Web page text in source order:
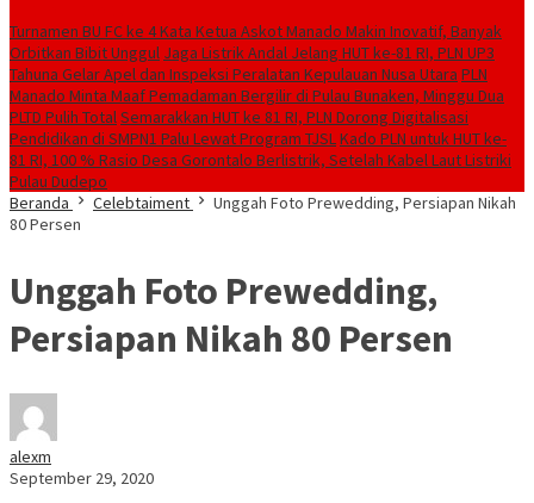
Turnamen BU FC ke 4 Kata Ketua Askot Manado Makin Inovatif, Banyak
Orbitkan Bibit Unggul Jaga Listrik Andal Jelang HUT ke-81 RI, PLN UP3
Tahuna Gelar Apel dan Inspeksi Peralatan Kepulauan Nusa Utara PLN
Manado Minta Maaf Pemadaman Bergilir di Pulau Bunaken, Minggu Dua
PLTD Pulih TotalSemarakkan HUT ke 81 RI, PLN Dorong Digitalisasi
Pendidikan di SMPN1 Palu Lewat Program TJSLKado PLN untuk HUT ke-
81 RI, 100 % Rasio Desa Gorontalo Berlistrik, Setelah Kabel Laut Listriki
Pulau Dudepo
Beranda
Celebtaiment
Unggah Foto Prewedding, Persiapan Nikah
80 Persen
Unggah Foto Prewedding,
Persiapan Nikah 80 Persen
alexm
September 29, 2020